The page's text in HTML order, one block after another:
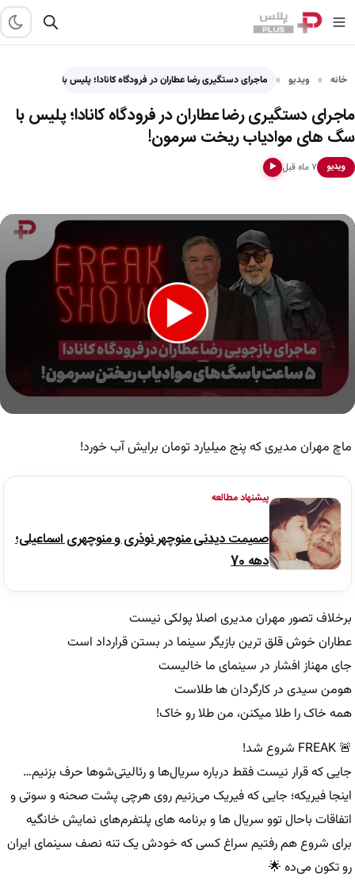
خانه ویدیو ماجرای دستگیری رضا عطاران در فرودگاه کانادا؛ پلیس با سگ…
ماجرای دستگیری رضا عطاران در فرودگاه کانادا؛ پلیس با
سگ های موادیاب ریخت سرمون!
ویدیو ۷ ماه قبل ▶
ماچ مهران مدیری که پنج میلیارد تومان برایش آب خورد!
پیشنهاد مطالعه
صمیمت دیدنی منوچهر نوذری و منوچهری اسماعیلی؛
دهه 70
برخلاف تصور مهران مدیری اصلا پولکی نیست
عطاران خوش قلق ترین بازیگر سینما در بستن قرارداد است
جای مهناز افشار در سینمای ما خالیست
هومن سیدی در کارگردان ها طلاست
همه خاک را طلا میکنن، من طلا رو خاک!
🚨 FREAK شروع شد!
جایی که قرار نیست فقط درباره سریال‌ها و رئالیتی‌شوها حرف بزنیم…
اینجا فیریکه؛ جایی که فیریک می‌زنیم روی هرچی پشت صحنه و سوتی و
اتفاقات باحال توو سریال ها و برنامه های پلتفرم‌های نمایش خانگیه
برای شروع هم رفتیم سراغ کسی که خودش یک تنه نصف سینمای ایران
رو تکون می‌ده 🌟